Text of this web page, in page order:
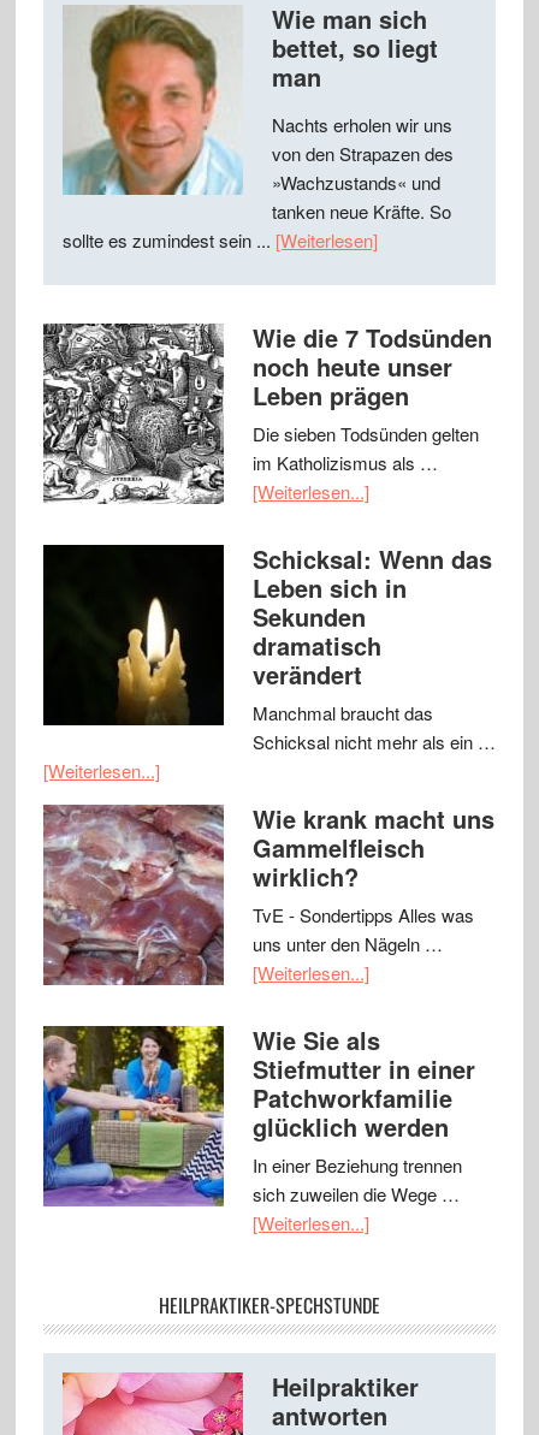
Wie man sich
bettet, so liegt
man
Nachts erholen wir uns
von den Strapazen des
»Wachzustands« und
tanken neue Kräfte. So
sollte es zumindest sein ... [Weiterlesen]
Wie die 7 Todsünden
noch heute unser
Leben prägen
Die sieben Todsünden gelten
im Katholizismus als …
[Weiterlesen...]
Schicksal: Wenn das
Leben sich in
Sekunden
dramatisch
verändert
Manchmal braucht das
Schicksal nicht mehr als ein …
[Weiterlesen...]
Wie krank macht uns
Gammelfleisch
wirklich?
TvE - Sondertipps Alles was
uns unter den Nägeln …
[Weiterlesen...]
Wie Sie als
Stiefmutter in einer
Patchworkfamilie
glücklich werden
In einer Beziehung trennen
sich zuweilen die Wege …
[Weiterlesen...]
HEILPRAKTIKER-SPECHSTUNDE
Heilpraktiker
antworten